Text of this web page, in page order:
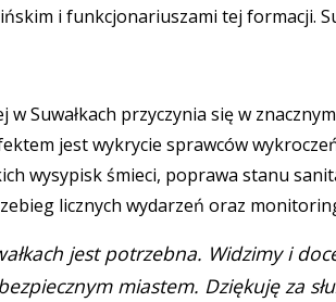
i funkcjonariuszami tej formacji.
w Suwałkach przyczynia się w
jest wykrycie sprawców
wysypisk śmieci, poprawa stanu
licznych wydarzeń oraz
jest potrzebna. Widzimy i
miastem. Dziękuję za